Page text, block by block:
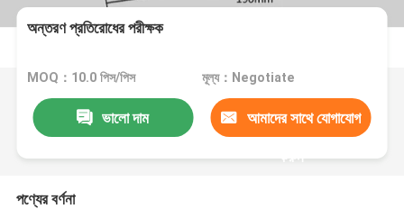
অন্তরণ প্রতিরোধের পরীক্ষক
MOQ：10.0 পিস/পিস মূল্য：Negotiate
ভালো দাম আমাদের সাথে যোগাযোগ
করুন
পণ্যের বর্ণনা